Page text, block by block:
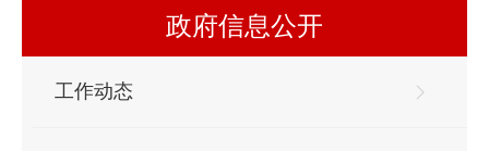
政府信息公开
工作动态